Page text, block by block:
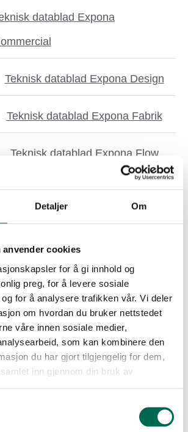
Detaljer Om
anvender cookies
for å gi innhold og
preg, for å levere sosiale
for å analysere trafikken vår. Vi deler
om hvordan du bruker nettstedet
våre innen sosiale medier,
som kan kombinere den
du har gjort tilgjengelig for dem,
inn gjennom din bruk av
datablad Expona
Teknisk datablad Expona Design
Teknisk datablad Expona Fabrik
Teknisk datablad Expona Flow
Teknisk datablad Expona Puzzle
datablad Expona Simplay
datablad Expona Simplay
Teknisk datablad Finesse EC
datablad Kraiburg Sportec